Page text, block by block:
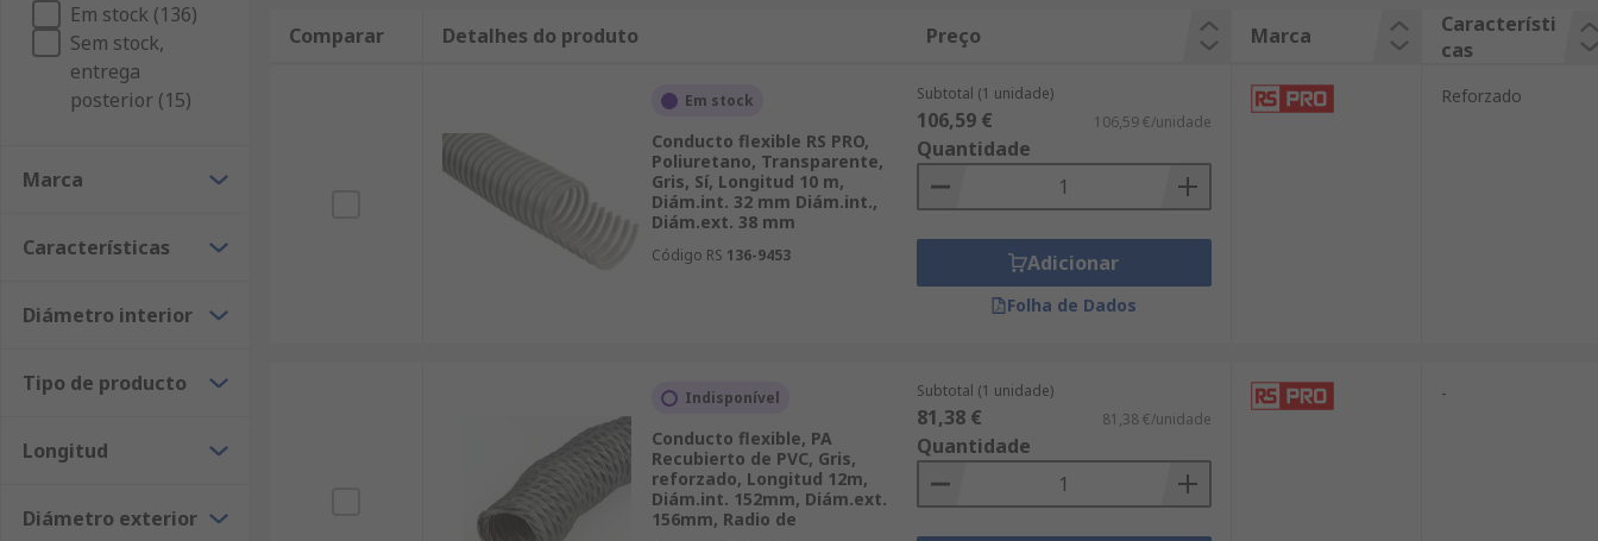
Em stock (136)
Sem stock,
entrega
posterior (15)
Marca
Características
Diámetro interior
Tipo de producto
Longitud
Diámetro exterior
Comparar Detalhes do produto Preço Marca
Característi
cas
Em stock
Conducto flexible RS PRO,
Poliuretano, Transparente,
Gris, Sí, Longitud 10 m,
Diám.int. 32 mm Diám.int.,
Diám.ext. 38 mm
Código RS 136-9453
Subtotal (1 unidade)
106,59 € 106,59 €/unidade
Quantidade
Adicionar
Folha de Dados
Reforzado
Indisponível
Conducto flexible, PA
Recubierto de PVC, Gris,
reforzado, Longitud 12m,
Diám.int. 152mm, Diám.ext.
156mm, Radio de
Subtotal (1 unidade)
81,38 € 81,38 €/unidade
Quantidade
-